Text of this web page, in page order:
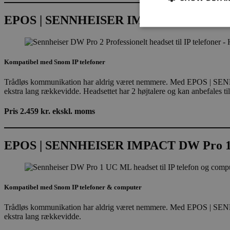
EPOS | SENNHEISER IMPACT DW Pro 2
Kompatibel med Snom IP telefoner
Trådløs kommunikation har aldrig været nemmere. Med EPOS |
ekstra lang rækkevidde. Headsettet har 2 højtalere og kan anbefales
Pris 2.459 kr. ekskl. moms
EPOS | SENNHEISER IMPACT DW Pro
Kompatibel med Snom IP telefoner & computer
Trådløs kommunikation har aldrig været nemmere. Med EPOS |
ekstra lang rækkevidde.
Navn